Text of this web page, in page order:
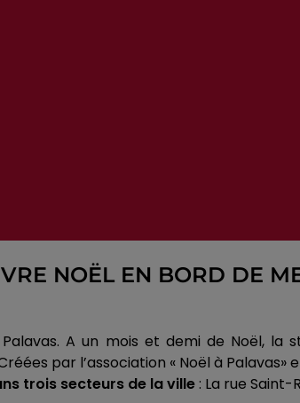
NOËL EN BORD DE
A un mois et demi de Noël,
par l’association « Noël à
trois secteurs de la ville : La rue